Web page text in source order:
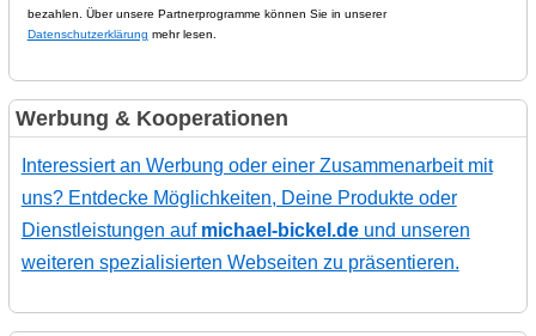
bezahlen. Über unsere Partnerprogramme können Sie in unserer
Datenschutzerklärung mehr lesen.
Werbung & Kooperationen
Interessiert an Werbung oder einer Zusammenarbeit mit
uns? Entdecke Möglichkeiten, Deine Produkte oder
Dienstleistungen auf michael-bickel.deund unseren
weiteren spezialisierten Webseiten zu präsentieren.